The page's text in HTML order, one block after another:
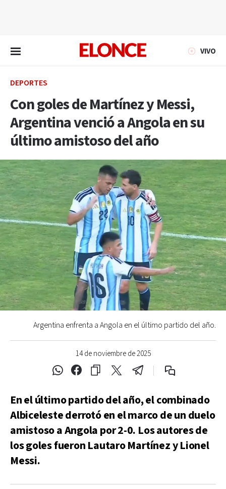
VIVO
DEPORTES
Con goles de Martínez y Messi,
Argentina venció a Angola en su
último amistoso del año
14 de noviembre de 2025
Argentina enfrenta a Angola en el último partido del año.
En el último partido del año, el combinado
Albiceleste derrotó en el marco de un duelo
amistoso a Angola por 2-0. Los autores de
los goles fueron Lautaro Martínez y Lionel
Messi.